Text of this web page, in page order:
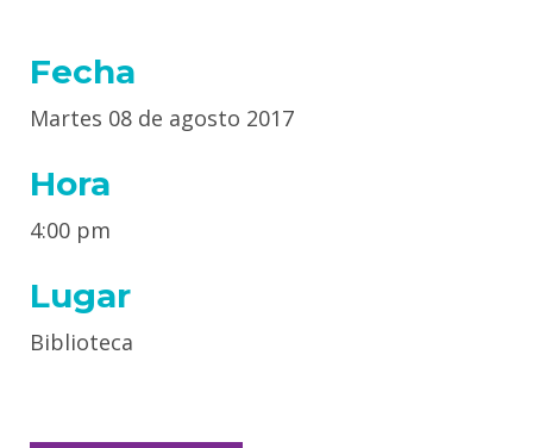
Fecha
Martes 08 de agosto 2017
Hora
4:00 pm
Lugar
Biblioteca